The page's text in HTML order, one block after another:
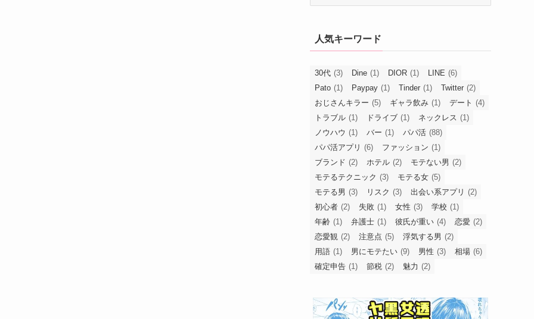
ー人気キーワード
30代 (3) Dine (1) DIOR (1) LINE (6)
Pato (1) Paypay (1) Tinder (1) Twitter (2)
おじさんキラー (5) ギャラ飲み (1) デート (4)
トラブル (1) ドライブ (1) ネックレス (1)
ノウハウ (1) バー (1) パパ活 (88)
パパ活アプリ (6) ファッション (1)
ブランド (2) ホテル (2) モテない男 (2)
モテるテクニック (3) モテる女 (5)
モテる男 (3) リスク (3) 出会い系アプリ (2)
初心者 (2) 失敗 (1) 女性 (3) 学校 (1)
年齢 (1) 弁護士 (1) 彼氏が重い (4) 恋愛 (2)
恋愛観 (2) 注意点 (5) 浮気する男 (2)
用語 (1) 男にモテたい (9) 男性 (3) 相場 (6)
確定申告 (1) 節税 (2) 魅力 (2)